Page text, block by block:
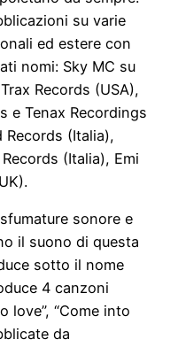
su varie
ed estere con
nomi: Sky MC su
Records (USA),
e Tenax Recordings
Records (Italia),
(Italia), Emi
sonore e
il suono di questa
sotto il nome
4 canzoni
love”, “Come into
da